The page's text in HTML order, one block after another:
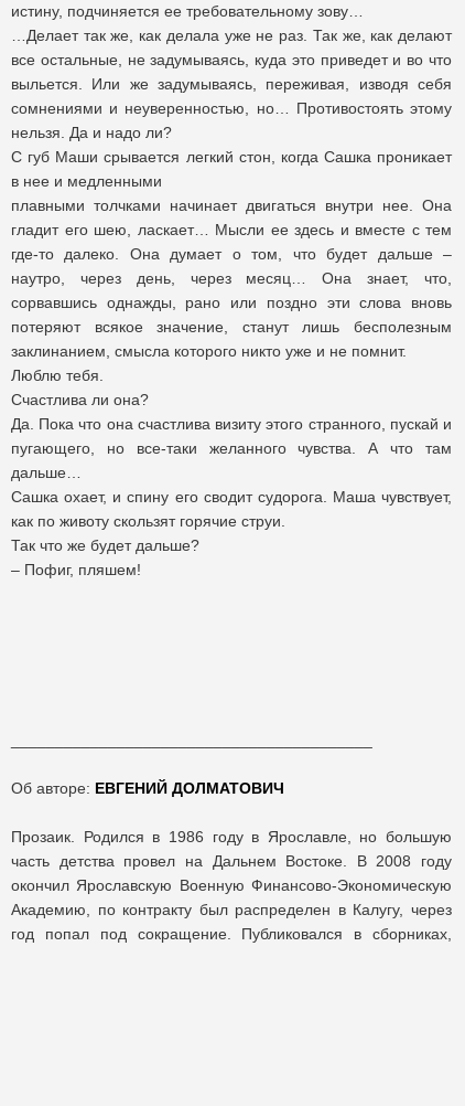
истину, подчиняется ее требовательному зову…
…Делает так же, как делала уже не раз. Так же, как делают
все остальные, не задумываясь, куда это приведет и во что
выльется. Или же задумываясь, переживая, изводя себя
сомнениями и неуверенностью, но… Противостоять этому
нельзя. Да и надо ли?
С губ Маши срывается легкий стон, когда Сашка проникает
в нее и медленными
плавными толчками начинает двигаться внутри нее. Она
гладит его шею, ласкает… Мысли ее здесь и вместе с тем
где-то далеко. Она думает о том, что будет дальше –
наутро, через день, через месяц… Она знает, что,
сорвавшись однажды, рано или поздно эти слова вновь
потеряют всякое значение, станут лишь бесполезным
заклинанием, смысла которого никто уже и не помнит.
Люблю тебя.
Счастлива ли она?
Да. Пока что она счастлива визиту этого странного, пускай и
пугающего, но все-таки желанного чувства. А что там
дальше…
Сашка охает, и спину его сводит судорога. Маша чувствует,
как по животу скользят горячие струи.
Так что же будет дальше?
– Пофиг, пляшем!
Об авторе: ЕВГЕНИЙ ДОЛМАТОВИЧ
Прозаик. Родился в 1986 году в Ярославле, но большую
часть детства провел на Дальнем Востоке. В 2008 году
окончил Ярославскую Военную Финансово-Экономическую
Академию, по контракту был распределен в Калугу, через
год попал под сокращение. Публиковался в сборниках,